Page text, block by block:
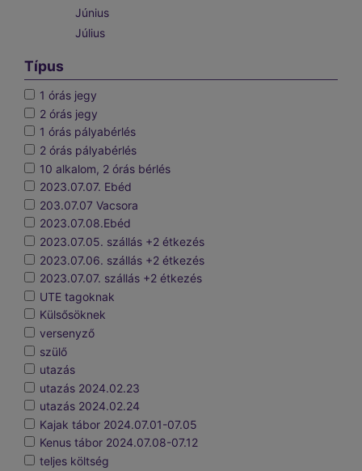
Június
Július
Típus
1 órás jegy
2 órás jegy
1 órás pályabérlés
2 órás pályabérlés
10 alkalom, 2 órás bérlés
2023.07.07. Ebéd
203.07.07 Vacsora
2023.07.08.Ebéd
2023.07.05. szállás +2 étkezés
2023.07.06. szállás +2 étkezés
2023.07.07. szállás +2 étkezés
UTE tagoknak
Külsősöknek
versenyző
szülő
utazás
utazás 2024.02.23
utazás 2024.02.24
Kajak tábor 2024.07.01-07.05
Kenus tábor 2024.07.08-07.12
teljes költség